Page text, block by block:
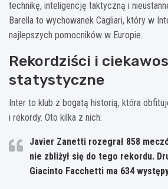
technikę, inteligencję taktyczną i
Barella to wychowanek Cagliari, który w
najlepszych pomocników w Europie.
Rekordziści i
statystyczne
Inter to klub z bogatą historią, która
i rekordy. Oto kilka z nich:
Javier Zanetti rozegrał 858
nie zbliżył się do tego rekordu.
Giacinto Facchetti ma 634